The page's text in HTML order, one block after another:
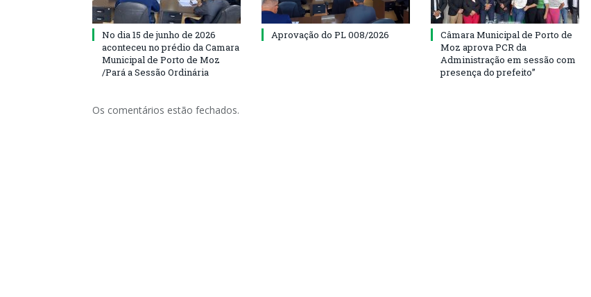
No dia 15 de junho de 2026
aconteceu no prédio da Camara
Municipal de Porto de Moz
/Pará a Sessão Ordinária
Aprovação do PL 008/2026
Câmara Municipal de Porto de
Moz aprova PCR da
Administração em sessão com
presença do prefeito”
Os comentários estão fechados.